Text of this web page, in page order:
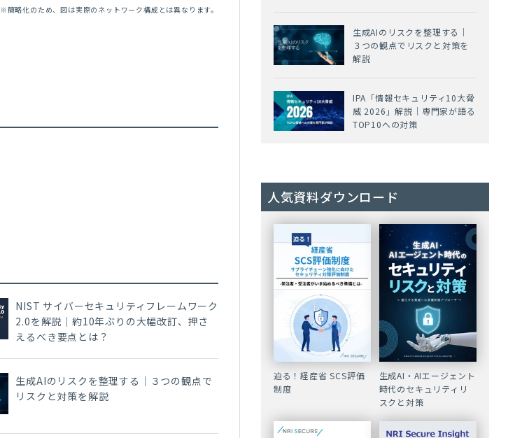
※簡略化のため、図は実際のネットワーク構成とは異なります。
NIST サイバーセキュリティフレームワーク
2.0を解説｜約10年ぶりの大幅改訂、押さ
えるべき要点とは？
生成AIのリスクを整理する｜３つの観点で
リスクと対策を解説
生成AIのリスクを整理する｜
３つの観点でリスクと対策を
解説
IPA「情報セキュリティ10大脅
威 2026」解説｜専門家が語る
TOP10への対策
人気資料ダウンロード
迫る！経産省 SCS評価
制度
生成AI・AIエージェント
時代のセキュリティリ
スクと対策